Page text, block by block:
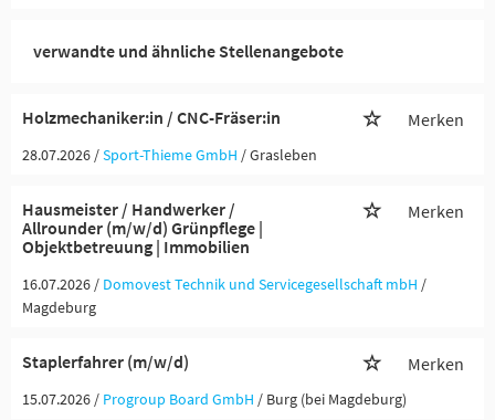
verwandte und ähnliche Stellenangebote
Holzmechaniker:in / CNC-Fräser:in Merken
28.07.2026 /Sport-Thieme GmbH / Grasleben
Hausmeister / Handwerker /
Allrounder (m/w/d) Grünpflege |
Objektbetreuung | Immobilien
Merken
16.07.2026 / Domovest Technik und Servicegesellschaft mbH /
Magdeburg
Staplerfahrer (m/w/d) Merken
15.07.2026 / Progroup Board GmbH / Burg (bei Magdeburg)